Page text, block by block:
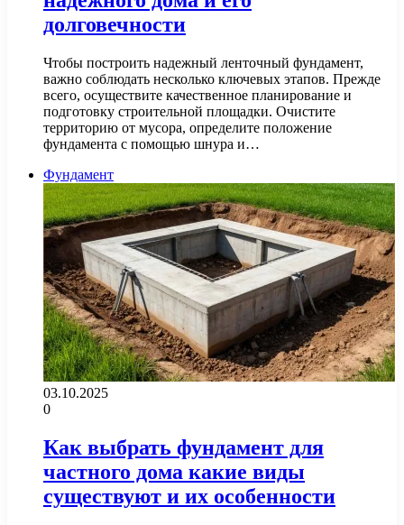
долговечности
Чтобы построить надежный ленточный фундамент,
важно соблюдать несколько ключевых этапов. Прежде
всего, осуществите качественное планирование и
подготовку строительной площадки. Очистите
территорию от мусора, определите положение
фундамента с помощью шнура и…
Фундамент
03.10.2025
0
Как выбрать фундамент для
частного дома какие виды
существуют и их особенности